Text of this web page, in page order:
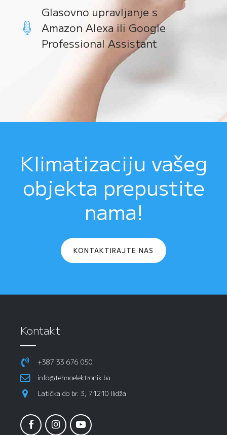
Glasovno upravljanje s
Amazon Alexa ili Google
Professional Assistant
Klimatizaciju vašeg
objekta prepustite
nama!
KONTAKTIRAJTE NAS
Kontakt
+387 33 676 050
info@tehnoelektronik.ba
Latička do br. 3, 71210 Ilidža